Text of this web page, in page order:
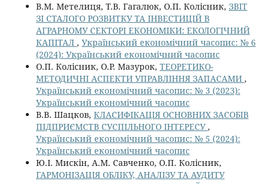
В.М. Метелиця, Т.В. Гагалюк, О.П. Колісник, ЗВІТ
ЗІ СТАЛОГО РОЗВИТКУ ТА ІНВЕСТИЦІЙ В
АГРАРНОМУ СЕКТОРІ ЕКОНОМІКИ: ЕКОЛОГІЧНИЙ
КАПІТАЛ , Український економічний часопис: № 6
(2024): Український економічний часопис
О.П. Колісник, О.Р. Мазурок, ТЕОРЕТИКО-
МЕТОДИЧНІ АСПЕКТИ УПРАВЛІННЯ ЗАПАСАМИ ,
Український економічний часопис: № 3 (2023):
Український економічний часопис
В.В. Шацков, КЛАСИФІКАЦІЯ ОСНОВНИХ ЗАСОБІВ
ПІДПРИЄМСТВ СУСПІЛЬНОГО ІНТЕРЕСУ,
Український економічний часопис: № 5 (2024):
Український економічний часопис
Ю.І. Мискін, А.М. Савченко, О.П. Колісник,
ГАРМОНІЗАЦІЯ ОБЛІКУ, АНАЛІЗУ ТА АУДИТУ